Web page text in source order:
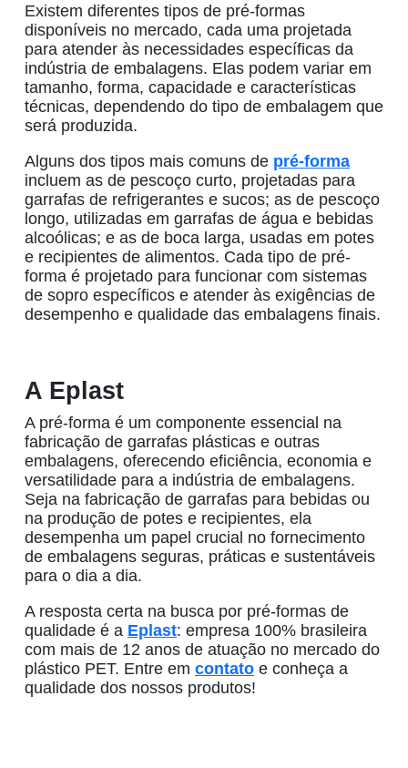
Existem diferentes tipos de pré-formas
disponíveis no mercado, cada uma projetada
para atender às necessidades específicas da
indústria de embalagens. Elas podem variar em
tamanho, forma, capacidade e características
técnicas, dependendo do tipo de embalagem que
será produzida.
Alguns dos tipos mais comuns de pré-forma
incluem as de pescoço curto, projetadas para
garrafas de refrigerantes e sucos; as de pescoço
longo, utilizadas em garrafas de água e bebidas
alcoólicas; e as de boca larga, usadas em potes
e recipientes de alimentos. Cada tipo de pré-
forma é projetado para funcionar com sistemas
de sopro específicos e atender às exigências de
desempenho e qualidade das embalagens finais.
A Eplast
A pré-forma é um componente essencial na
fabricação de garrafas plásticas e outras
embalagens, oferecendo eficiência, economia e
versatilidade para a indústria de embalagens.
Seja na fabricação de garrafas para bebidas ou
na produção de potes e recipientes, ela
desempenha um papel crucial no fornecimento
de embalagens seguras, práticas e sustentáveis
para o dia a dia.
A resposta certa na busca por pré-formas de
qualidade é a Eplast: empresa 100% brasileira
com mais de 12 anos de atuação no mercado do
plástico PET. Entre em contato e conheça a
qualidade dos nossos produtos!